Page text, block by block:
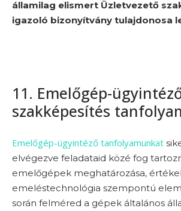
államilag elismert Üzletvezető
igazoló bizonyítvány tulajdonosa
11. Emelőgép-
szakképesítés
Emelőgép-ügyintéző tanfolyamunkat
elvégezve feladataid közé fog
emelőgépek meghatározása,
emeléstechnológia szempontú
során felméred a gépek általános